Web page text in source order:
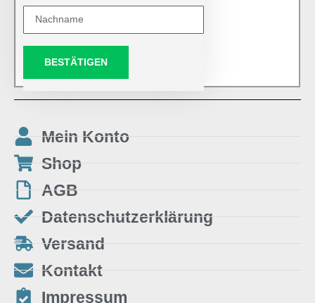
BESTÄTIGEN
Mein Konto
Shop
AGB
Datenschutzerklärung
Versand
Kontakt
Impressum